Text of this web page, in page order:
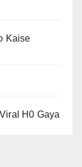
Kaise
H0 Gaya